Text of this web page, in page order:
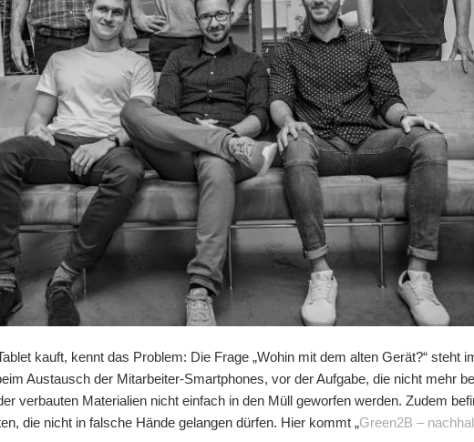
kauft, kennt das Problem: Die Frage „Wohin mit dem alten Gerät?“
Austausch der Mitarbeiter-Smartphones, vor der Aufgabe, die nicht mehr
verbauten Materialien nicht einfach in den Müll geworfen werden. Zudem
die nicht in falsche Hände gelangen dürfen. Hier kommt „Green2B –